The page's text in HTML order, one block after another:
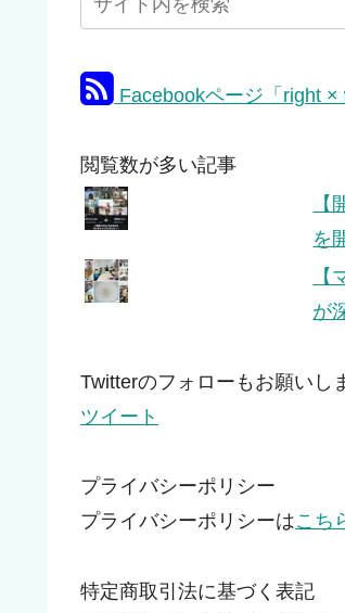
Facebookページ「right ×
閲覧数が多い記事
を
が
Twitterのフォローもお願いし
ツイート
プライバシーポリシー
プライバシーポリシーはこち
特定商取引法に基づく表記